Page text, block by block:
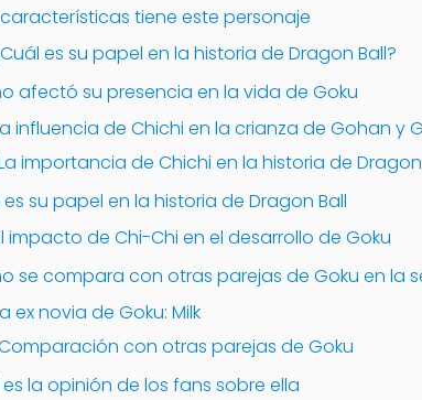
tiene este personaje
es su papel en la historia de Dragon Ball?
afectó su presencia en la vida de Goku
influencia de Chichi en la crianza de Gohan y
importancia de Chichi en la historia de Dragon
su papel en la historia de Dragon Ball
impacto de Chi-Chi en el desarrollo de Goku
se compara con otras parejas de Goku en la
ex novia de Goku: Milk
con otras parejas de Goku
la opinión de los fans sobre ella